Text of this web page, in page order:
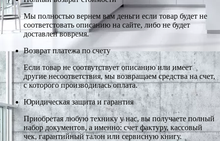
Мы полностью вернем вам деньги если товар будет не
соответстовать описанию на сайте, либо не будет
доставлен вовремя.
Возврат платежа по счету
Если товар не соотвутствует описанию или имеет
другие несоответствия, мы возвращаем средства на счет,
с которого производилась оплата.
Юридическая защита и гарантия
Приобретая любую технику у нас, вы получаете полный
набор документов, а именно: счет фактуру, кассовый
чек, гарантийный талон или сервисную книгу.